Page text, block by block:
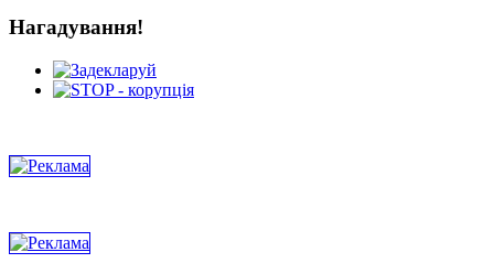
Нагадування!